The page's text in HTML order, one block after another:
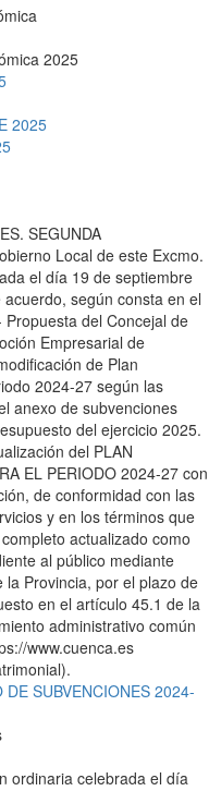
2025
2025
SEGUNDA
Local de este Excmo.
el día 19 de septiembre
según consta en el
del Concejal de
Empresarial de
de Plan
2024-27 según las
anexo de subvenciones
del ejercicio 2025.
del PLAN
EL PERIODO 2024-27 con
de conformidad con las
y en los términos que
actualizado como
al público mediante
Provincia, por el plazo de
en el artículo 45.1 de la
administrativo común
www.cuenca.es
SUBVENCIONES 2024-
ordinaria celebrada el día